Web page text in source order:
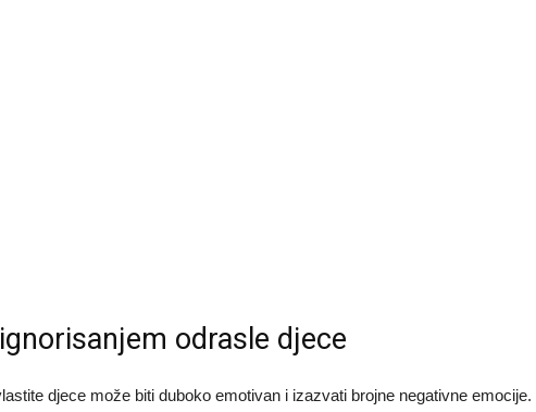
odrasle djece
djece može biti duboko emotivan i izazvati brojne negativne emocije.